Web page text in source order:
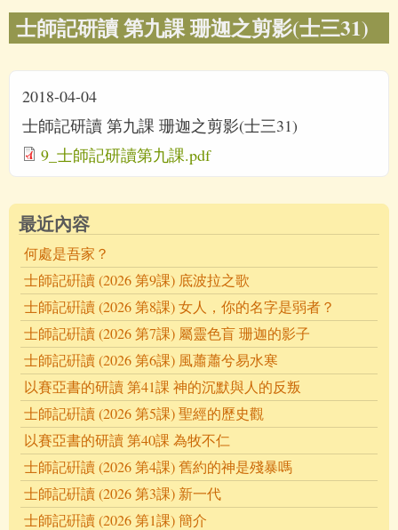
士師記研讀 第九課 珊迦之剪影(士三31)
2018-04-04
士師記研讀 第九課 珊迦之剪影(士三31)
9_士師記研讀第九課.pdf
最近內容
何處是吾家？
士師記硏讀 (2026 第9課) 底波拉之歌
士師記硏讀 (2026 第8課) 女人，你的名字是弱者？
士師記硏讀 (2026 第7課) 屬靈色盲 珊迦的影子
士師記硏讀 (2026 第6課) 風蕭蕭兮易水寒
以賽亞書的研讀 第41課 神的沉默與人的反叛
士師記硏讀 (2026 第5課) 聖經的歷史觀
以賽亞書的研讀 第40課 為牧不仁
士師記硏讀 (2026 第4課) 舊約的神是殘暴嗎
士師記硏讀 (2026 第3課) 新一代
士師記硏讀 (2026 第1課) 簡介